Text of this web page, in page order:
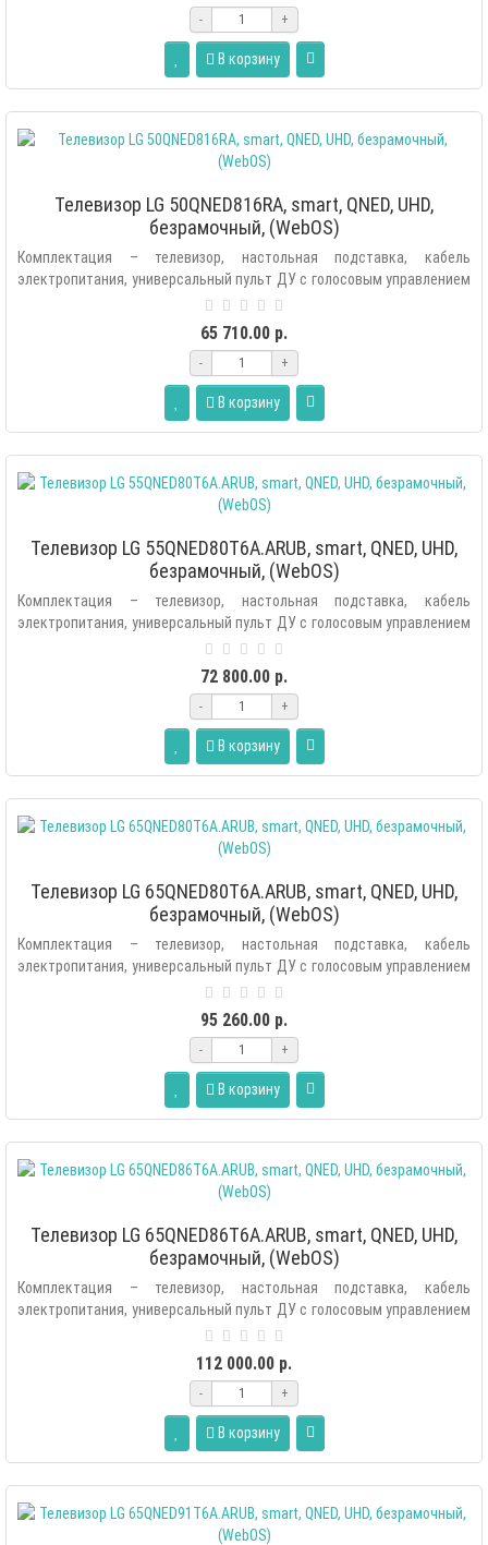
- +
В корзину
Телевизор LG 50QNED816RA, smart, QNED, UHD,
безрамочный, (WebOS)
Комплектация – телевизор, настольная подставка, кабель
электропитания, универсальный пульт ДУ с голосовым управлением
65 710.00 р.
- +
В корзину
Телевизор LG 55QNED80T6A.ARUB, smart, QNED, UHD,
безрамочный, (WebOS)
Комплектация – телевизор, настольная подставка, кабель
электропитания, универсальный пульт ДУ с голосовым управлением
72 800.00 р.
- +
В корзину
Телевизор LG 65QNED80T6A.ARUB, smart, QNED, UHD,
безрамочный, (WebOS)
Комплектация – телевизор, настольная подставка, кабель
электропитания, универсальный пульт ДУ с голосовым управлением
95 260.00 р.
- +
В корзину
Телевизор LG 65QNED86T6A.ARUB, smart, QNED, UHD,
безрамочный, (WebOS)
Комплектация – телевизор, настольная подставка, кабель
электропитания, универсальный пульт ДУ с голосовым управлением
112 000.00 р.
- +
В корзину